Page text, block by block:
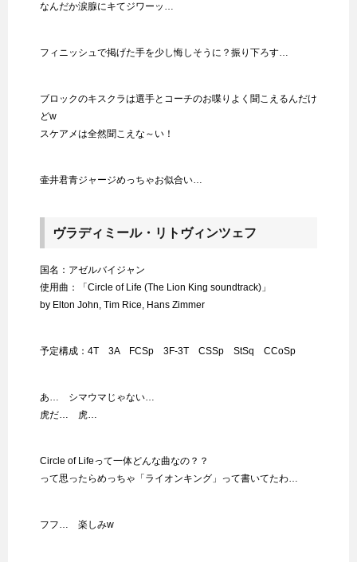
なんだか涙腺にキてジワーッ…
フィニッシュで掲げた手を少し悔しそうに？振り下ろす…
ブロックのキスクラは選手とコーチのお喋りよく聞こえるんだけ
どw
スケアメは全然聞こえな～い！
壷井君青ジャージめっちゃお似合い…
ヴラディミール・リトヴィンツェフ
国名：アゼルバイジャン
使用曲：「Circle of Life (The Lion King soundtrack)」
by Elton John, Tim Rice, Hans Zimmer
予定構成：4T 3A FCSp 3F-3T CSSp StSq CCoSp
あ… シマウマじゃない…
虎だ… 虎…
Circle of Lifeって一体どんな曲なの？？
って思ったらめっちゃ「ライオンキング」って書いてたわ…
フフ… 楽しみw